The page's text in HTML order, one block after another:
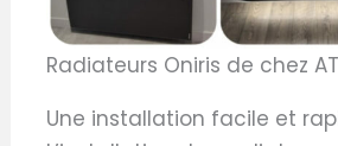
Radiateurs Oniris de chez
Une installation facile et